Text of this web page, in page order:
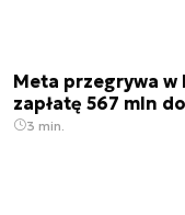
Meta przegrywa w
zapłatę 567 mln
3 min.